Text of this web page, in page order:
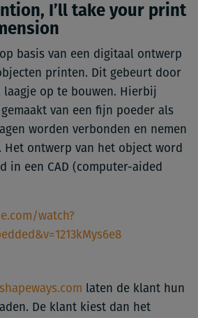
I’ll take your print
basis van een digitaal ontwerp
printen. Dit gebeurt door
laagje op te bouwen. Hierbij
van een fijn poeder als
worden verbonden en nemen
Het ontwerp van het object word
in een CAD (computer-aided
watch?
laten de klant hun
De klant kiest dan het